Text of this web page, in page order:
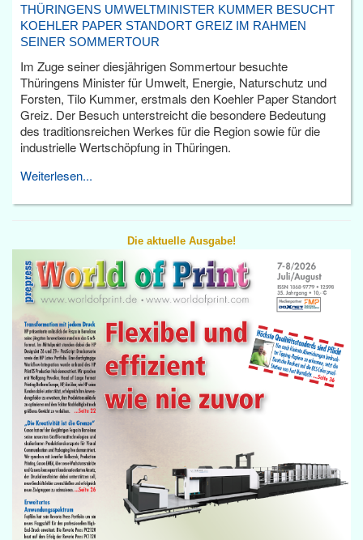
THÜRINGENS UMWELTMINISTER KUMMER BESUCHT
KOEHLER PAPER STANDORT GREIZ IM RAHMEN
SEINER SOMMERTOUR
Im Zuge seiner diesjährigen Sommertour besuchte
Thüringens Minister für Umwelt, Energie, Naturschutz und
Forsten, Tilo Kummer, erstmals den Koehler Paper Standort
Greiz. Der Besuch unterstreicht die besondere Bedeutung
des traditionsreichen Werkes für die Region sowie für die
industrielle Wertschöpfung in Thüringen.
Weiterlesen...
Die aktuelle Ausgabe!